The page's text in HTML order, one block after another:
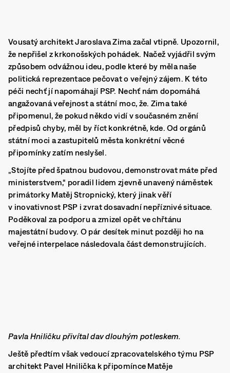
Vousatý architekt Jaroslava Zima začal vtipně. Upozornil,
že nepřišel z krkonošských pohádek. Načež vyjádřil svým
způsobem odvážnou ideu, podle které by měla naše
politická reprezentace pečovat o veřejný zájem. K této
péči nechť jí napomáhají PSP. Nechť nám dopomáhá
angažovaná veřejnost a státní moc, že. Zima také
připomenul, že pokud někdo vidí v současném znění
předpisů chyby, měl by říct konkrétně, kde. Od orgánů
státní moci a zastupitelů města konkrétní věcné
připomínky zatím neslyšel.
„Stojíte před špatnou budovou, demonstrovat máte před
ministerstvem,“ poradil lidem zjevně unavený náměstek
primátorky Matěj Stropnický, který jinak věří
v inovativnost PSP i zvrat dosavadní nepříznivé situace.
Poděkoval za podporu a zmizel opět ve chřtánu
majestátní budovy. O pár desítek minut později ho na
veřejné interpelace následovala část demonstrujících.
Pavla Hniličku přivítal dav dlouhým potleskem.
Ještě předtím však vedoucí zpracovatelského týmu PSP
architekt Pavel Hnilička k připomínce Matěje